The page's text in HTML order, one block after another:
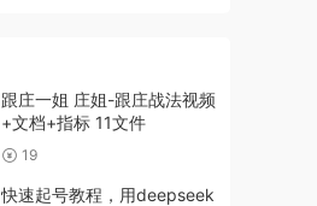
跟庄一姐 庄姐-跟庄战法视频
+文档+指标 11文件
19
快速起号教程，用deepseek